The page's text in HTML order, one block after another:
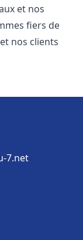
et nos
fiers de
nos clients
7.net